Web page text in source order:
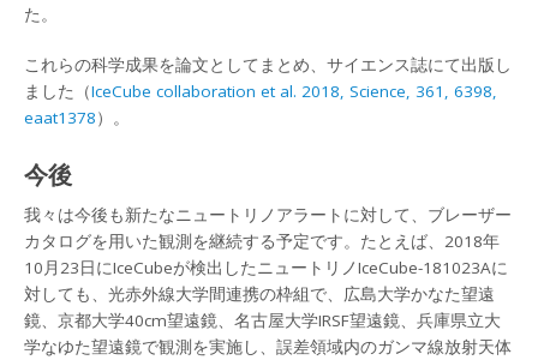
た。
これらの科学成果を論文としてまとめ、サイエンス誌にて出版し
ました（IceCube collaboration et al. 2018, Science, 361, 6398,
eaat1378）。
今後
我々は今後も新たなニュートリノアラートに対して、ブレーザー
カタログを用いた観測を継続する予定です。たとえば、2018年
10月23日にIceCubeが検出したニュートリノIceCube-181023Aに
対しても、光赤外線大学間連携の枠組で、広島大学かなた望遠
鏡、京都大学40cm望遠鏡、名古屋大学IRSF望遠鏡、兵庫県立大
学なゆた望遠鏡で観測を実施し、誤差領域内のガンマ線放射天体